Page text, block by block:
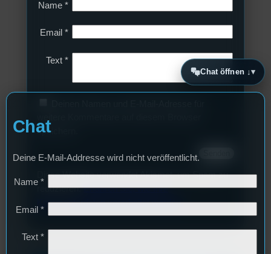
Name *
Email *
Text *
speichern.
Diese Website verwendet Akismet, um Spam zu
reduzieren.Erfahren Sie, wie Ihre
Kommentardaten verarbeitet werden.
Chat öffnen ↓
Chat
Deine E-Mail-Addresse wird nicht veröffentlicht.
Name *
Email *
Text *